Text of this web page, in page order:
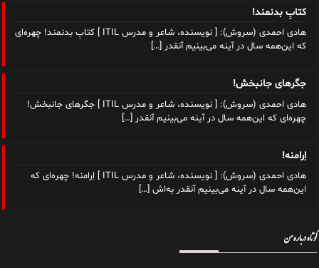
کتابِ بدنمند!
هادی احمدی (سروش): [ نویسنده، شاعر و مدرس ITIL ] کتابِ بدنمند! چهره‌ای
که این‌همه سال در آینه می‌بینیم آنقدر […]
جگرهای جانبخش!
هادی احمدی (سروش): [ نویسنده، شاعر و مدرس ITIL ] جگرهای جانبخش!
چهره‌ای که این‌همه سال در آینه می‌بینیم آنقدر […]
اِرامنه!
هادی احمدی (سروش): [ نویسنده، شاعر و مدرس ITIL ] اِرامنه! چهره‌ای که
این‌همه سال در آینه می‌بینیم آنقدر به‌اش […]
کوتاه درباره من